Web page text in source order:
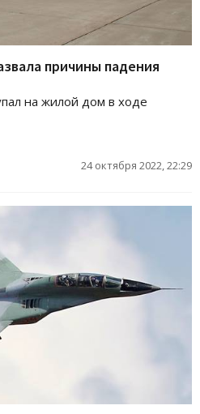
причины падения
на жилой дом в ходе
24 октября 2022, 22:29